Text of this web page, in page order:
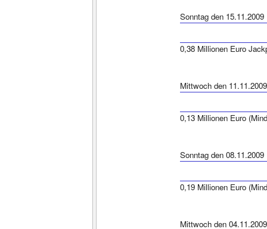
Sonntag den 15.11.2009
0,38 Millionen Euro
Mittwoch den 11.11.2009
0,13 Millionen Euro
Sonntag den 08.11.2009
0,19 Millionen Euro
Mittwoch den 04.11.2009